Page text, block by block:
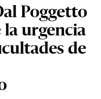
Poggetto
urgencia
de